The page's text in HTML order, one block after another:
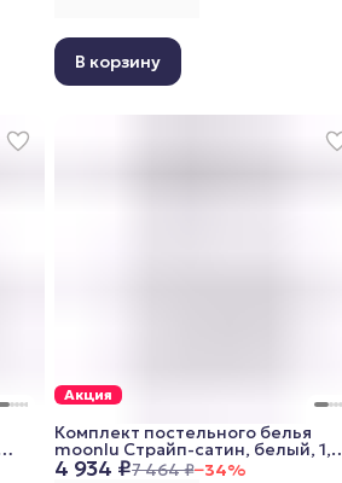
В корзину
Акция
4 934 ₽7 464 ₽−34%
Комплект постельного белья
moonlu Страйп-сатин, белый, 1,5
спальный (наволочки 70x70 см)